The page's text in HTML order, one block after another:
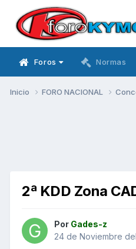
Foros Normas
Inicio FORO NACIONAL
2ª KDD Zona
Por Gades-z
24 de Noviembre